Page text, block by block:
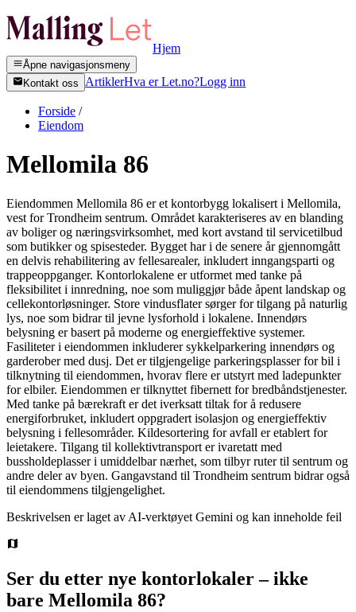
Hjem
Åpne navigasjonsmeny
Kontakt oss
ArtiklerHva er Let.no?Logg inn
Forside /
Eiendom
Mellomila 86
Eiendommen Mellomila 86 er et kontorbygg lokalisert i Mellomila,
vest for Trondheim sentrum. Området karakteriseres av en blanding
av boliger og næringsvirksomhet, med kort avstand til servicetilbud
som butikker og spisesteder. Bygget har i de senere år gjennomgått
en delvis rehabilitering av fellesarealer, inkludert inngangsparti og
trappeoppganger. Kontorlokalene er utformet med tanke på
fleksibilitet i innredning, noe som muliggjør både åpent landskap og
cellekontorløsninger. Store vindusflater sørger for tilgang på naturlig
lys, noe som bidrar til jevne lysforhold i lokalene. Innendørs
belysning er basert på moderne og energieffektive systemer.
Fasiliteter i eiendommen inkluderer sykkelparkering innendørs og
garderober med dusj. Det er tilgjengelige parkeringsplasser for bil i
tilknytning til eiendommen, hvorav flere er utstyrt med ladepunkter
for elbiler. Eiendommen er tilknyttet fibernett for bredbåndstjenester.
Med tanke på bærekraft er det iverksatt tiltak for å redusere
energiforbruket, inkludert oppgradert isolasjon og energieffektiv
belysning i fellesområder. Kildesortering for avfall er etablert for
leietakere. Tilgang til kollektivtransport er ivaretatt med
bussholdeplasser i umiddelbar nærhet, som tilbyr ruter til sentrum og
andre deler av byen. Gangavstand til Trondheim sentrum bidrar også
til eiendommens tilgjengelighet.
Beskrivelsen er laget av AI-verktøyet Gemini og kan inneholde feil
Ser du etter nye kontorlokaler – ikke
bare Mellomila 86?